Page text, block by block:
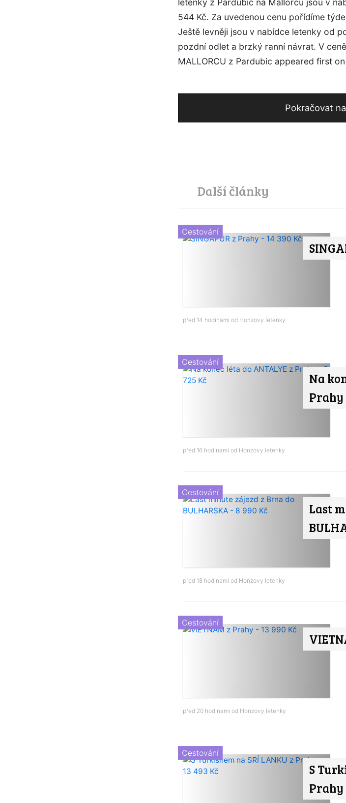
letenky z Pardubic na Mallorcu jsou v
544 Kč. Za uvedenou cenu pořídíme
Ještě levněji jsou v nabídce letenky od
pozdní odlet a brzký ranní návrat. V
MALLORCU z Pardubic appeared first
Pokračovat
Další články
Cestování
před 14 hodinami od Honzovy letenky
Na
Prahy
Cestování
před 16 hodinami od Honzovy letenky
Last
Cestování
před 18 hodinami od Honzovy letenky
Cestování
před 20 hodinami od Honzovy letenky
S
Prahy
Cestování